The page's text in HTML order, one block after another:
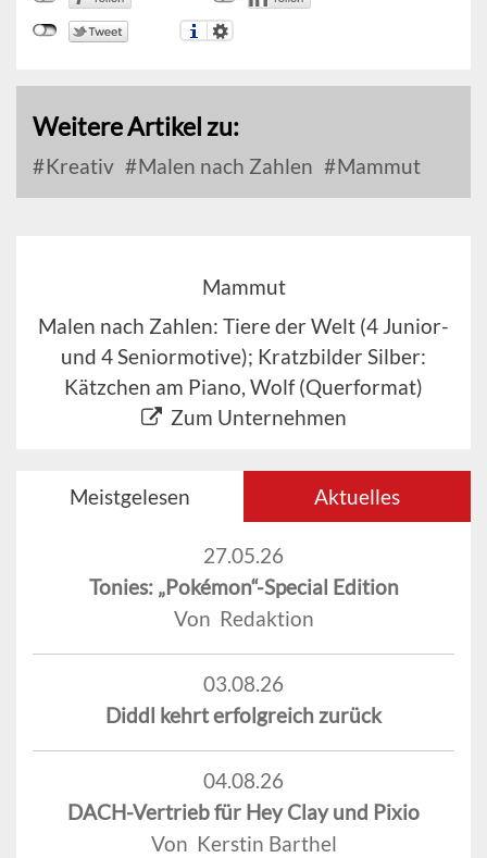
Weitere Artikel zu:
Kreativ Malen nach Zahlen Mammut
Mammut
Malen nach Zahlen: Tiere der Welt (4 Junior-
und 4 Seniormotive); Kratzbilder Silber:
Kätzchen am Piano, Wolf (Querformat)
Zum Unternehmen
Meistgelesen Aktuelles
27.05.26
Tonies: „Pokémon“-Special Edition
Von Redaktion
03.08.26
Diddl kehrt erfolgreich zurück
04.08.26
DACH-Vertrieb für Hey Clay und Pixio
Von Kerstin Barthel